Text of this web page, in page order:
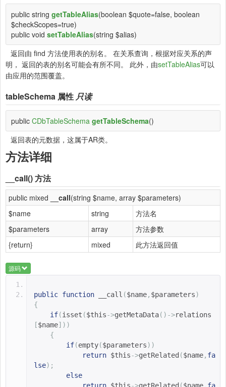
public string getTableAlias(boolean $quote=false, boolean
$checkScopes=true)
public void setTableAlias(string $alias)
返回由 find 方法使用表的别名。 在关系查询，根据对应关系的声
明， 返回的表的别名可能会有所不同。 此外，由setTableAlias可以
由应用的范围覆盖。
tableSchema 属性 只读
public CDbTableSchema getTableSchema()
返回表的元数据，这属于AR类。
方法详细
__call()方法
public mixed __call(string $name, array $parameters)
$name
string
方法名
$parameters
array
方法参数
{return}
mixed 此方法返回值
源码
public function __call ($name, $parameters)
{
if(isset ($this->getMetaData()->relations
[$name]))
{
if(empty($parameters))
return $this->getRelated ($name, fa
lse);
else